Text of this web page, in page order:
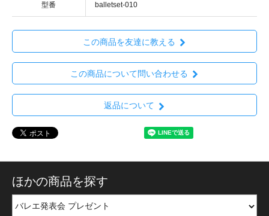
型番 balletset-010
この商品を友達に教える
この商品について問い合わせる
返品について
ほかの商品を探す